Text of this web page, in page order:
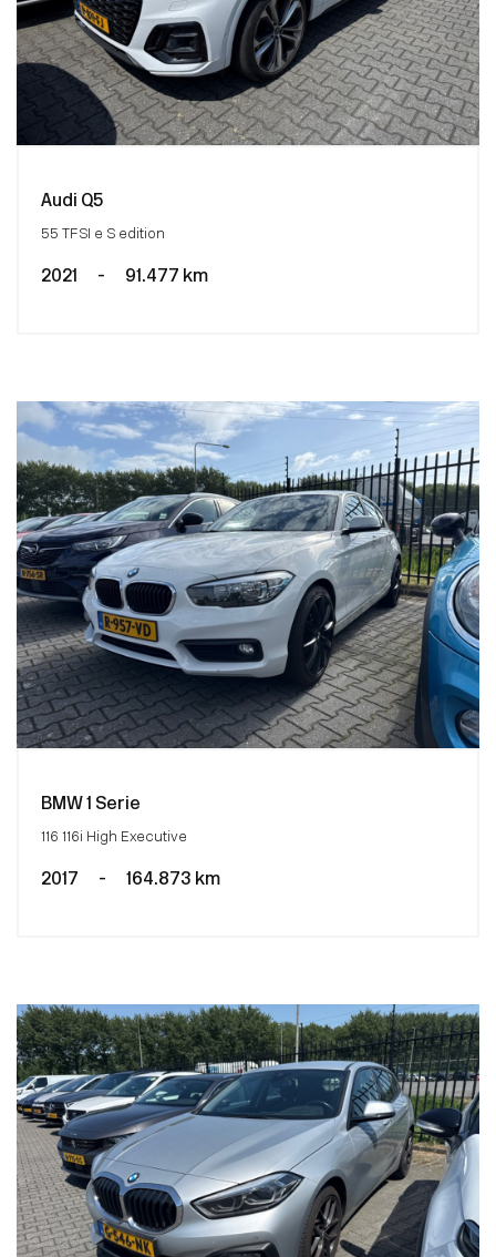
Audi Q5
55 TFSI e S edition
2021 - 91.477 km
BMW 1 Serie
116 116i High Executive
2017 - 164.873 km